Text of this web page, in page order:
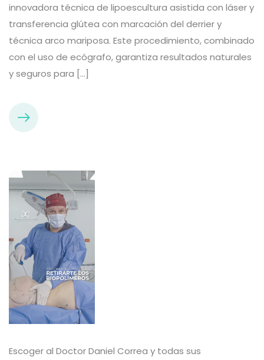
innovadora técnica de lipoescultura asistida con láser y
transferencia glútea con marcación del derrier y
técnica arco mariposa. Este procedimiento, combinado
con el uso de ecógrafo, garantiza resultados naturales
y seguros para […]
Escoger al Doctor Daniel Correa y todas sus